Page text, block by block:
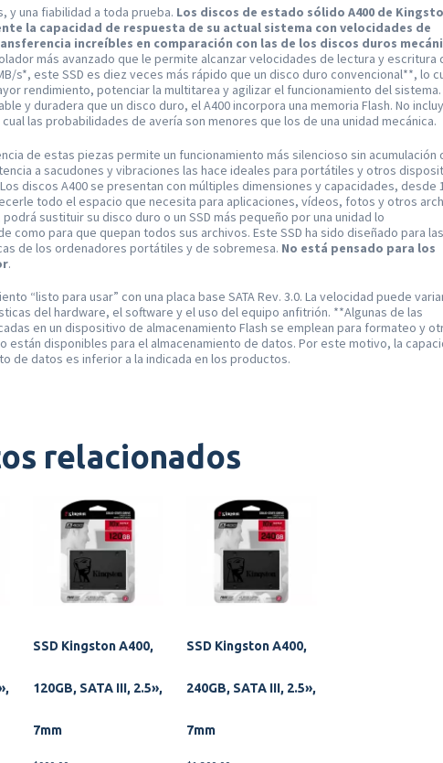
y una fiabilidad a toda prueba. Los discos de estado sólido A400 de
la capacidad de respuesta de su actual sistema con velocidades de
increíbles en comparación con las de los discos duros
más avanzado que le permite alcanzar velocidades de lectura y escritura
s*, este SSD es diez veces más rápido que un disco duro convencional**, lo
rendimiento, potenciar la multitarea y agilizar el funcionamiento del sistema.
y duradera que un disco duro, el A400 incorpora una memoria Flash. No
las probabilidades de avería son menores que los de una unidad mecánica.
de estas piezas permite un funcionamiento más silencioso sin acumulación
a sacudones y vibraciones las hace ideales para portátiles y otros
discos A400 se presentan con múltiples dimensiones y capacidades, desde
todo el espacio que necesita para aplicaciones, vídeos, fotos y otros
sustituir su disco duro o un SSD más pequeño por una unidad lo
como para que quepan todos sus archivos. Este SSD ha sido diseñado para las
de los ordenadores portátiles y de sobremesa. No está pensado para los
.
“listo para usar” con una placa base SATA Rev. 3.0. La velocidad puede
del hardware, el software y el uso del equipo anfitrión. **Algunas de las
en un dispositivo de almacenamiento Flash se emplean para formateo y
están disponibles para el almacenamiento de datos. Por este motivo, la
de datos es inferior a la indicada en los productos.
relacionados
SSD Kingston A400,
120GB, SATA III, 2.5»,
7mm
SSD Kingston A400,
240GB, SATA III, 2.5»,
7mm